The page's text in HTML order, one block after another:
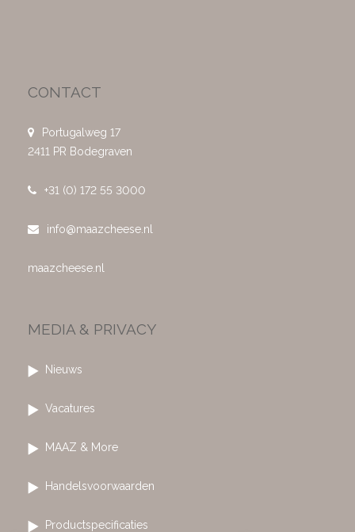
CONTACT
Portugalweg 17
2411 PR Bodegraven
+31 (0) 172 55 3000
info@maazcheese.nl
maazcheese.nl
MEDIA & PRIVACY
Nieuws
Vacatures
MAAZ & More
Handelsvoorwaarden
Productspecificaties